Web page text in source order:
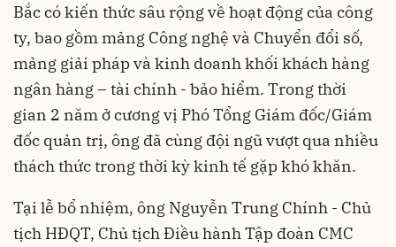
Bắc có kiến thức sâu rộng về hoạt động của công
ty, bao gồm mảng Công nghệ và Chuyển đổi số,
mảng giải pháp và kinh doanh khối khách hàng
ngân hàng – tài chính - bảo hiểm. Trong thời
gian 2 năm ở cương vị Phó Tổng Giám đốc/Giám
đốc quản trị, ông đã cùng đội ngũ vượt qua nhiều
thách thức trong thời kỳ kinh tế gặp khó khăn.
Tại lễ bổ nhiệm, ông Nguyễn Trung Chính - Chủ
tịch HĐQT, Chủ tịch Điều hành Tập đoàn CMC